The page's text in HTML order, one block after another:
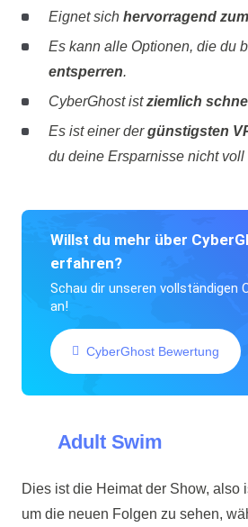
Eignet sich hervorragend
Es kann alle Optionen, die du
entsperren.
CyberGhost istziemlich
Es ist einer dergünstigsten
du deine Ersparnisse nicht
Willst du mehr über
erfahren?
Schau dir unseren vollständigen
an!
CyberGhost Bewertung
Adult Swim
Dies ist die Heimat der Show, also
um die neuen Folgen zu sehen,